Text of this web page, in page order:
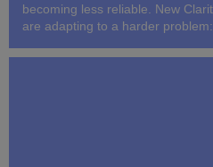
becoming less reliable. New
are adapting to a harder